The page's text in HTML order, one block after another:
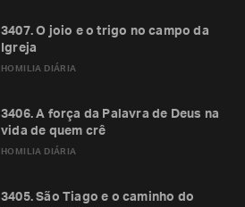
HOMILIA DIÁRIA
3407. O joio e o trigo no campo da
Igreja
HOMILIA DIÁRIA
3406. A força da Palavra de Deus na
vida de quem crê
3405. São Tiago e o caminho do